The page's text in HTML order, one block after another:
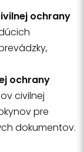
ochrany
ochrany
civilnej
pre
dokumentov.